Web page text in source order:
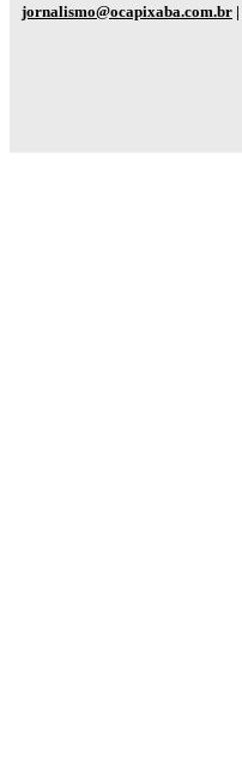
jornalismo@ocapixaba.com.br |